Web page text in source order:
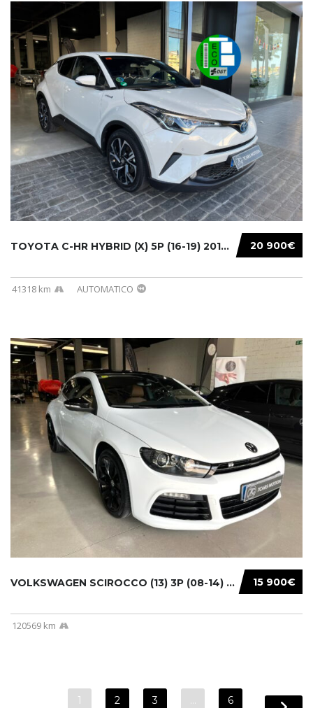
20 900€
TOYOTA C-HR HYBRID (X) 5P (16-19) 2019...
41318 km AUTOMATICO
15 900€
VOLKSWAGEN SCIROCCO (13) 3P (08-14) 2010...
120569 km
1 2 3 … 6